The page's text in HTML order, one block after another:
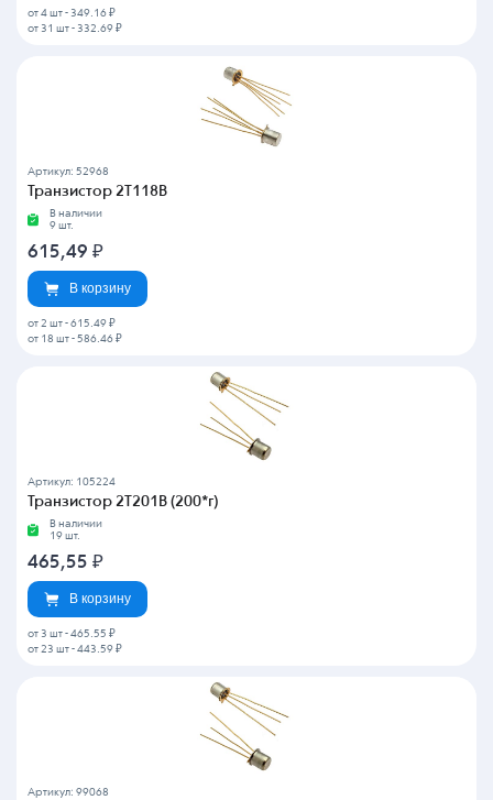
от 4 шт - 349.16 ₽
от 31 шт - 332.69 ₽
Артикул: 52968
Транзистор 2Т118В
В наличии
9 шт.
615,49 ₽
В корзину
от 2 шт - 615.49 ₽
от 18 шт - 586.46 ₽
Артикул: 105224
Транзистор 2Т201В (200*г)
В наличии
19 шт.
465,55 ₽
В корзину
от 3 шт - 465.55 ₽
от 23 шт - 443.59 ₽
Артикул: 99068